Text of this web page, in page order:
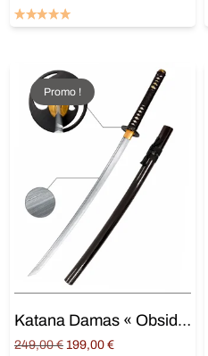
Ajouter au panier
Promo !
Katana Damas « Obsidienne », lame aiguisée
249,00€ Original
199,00 €Current